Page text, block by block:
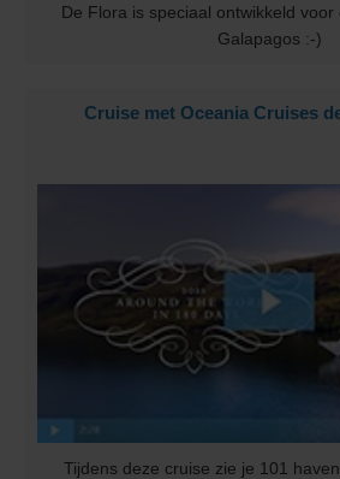
De Flora is speciaal ontwikkeld
Galapagos :-)
Cruise met Oceania Cruises
Tijdens deze cruise zie je 101